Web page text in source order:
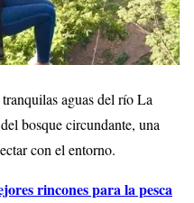
aguas del río La
bosque circundante, una
con el entorno.
rincones para la pesca